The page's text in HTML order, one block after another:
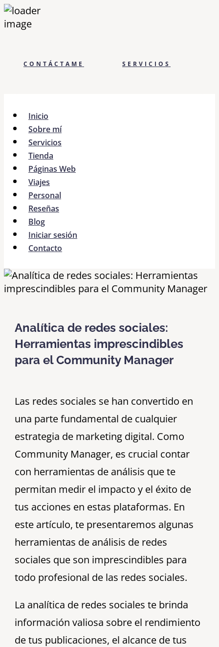
CONTÁCTAME SERVICIOS
Inicio
Sobre mí
Servicios
Tienda
Páginas Web
Viajes
Personal
Reseñas
Blog
Iniciar sesión
Contacto
Analítica de redes sociales:
Herramientas imprescindibles
para el Community Manager
Las redes sociales se han convertido en
una parte fundamental de cualquier
estrategia de marketing digital. Como
Community Manager, es crucial contar
con herramientas de análisis que te
permitan medir el impacto y el éxito de
tus acciones en estas plataformas. En
este artículo, te presentaremos algunas
herramientas de análisis de redes
sociales que son imprescindibles para
todo profesional de las redes sociales.
La analítica de redes sociales te brinda
información valiosa sobre el rendimiento
de tus publicaciones, el alcance de tus